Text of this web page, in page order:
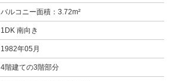
バルコニー面積：3.72m²
1DK 南向き
1982年05月
4階建ての3階部分